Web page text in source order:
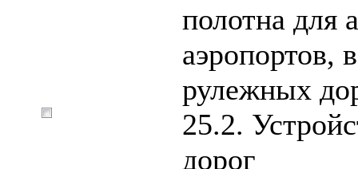
полотна для
аэропортов,
рулежных
25.2.
дорог